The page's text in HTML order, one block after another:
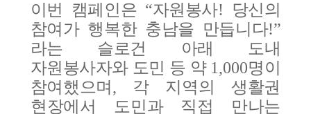
이번 캠페인은 “자원봉사! 당신의
참여가 행복한 충남을 만듭니다!”
라는 슬로건 아래 도내
자원봉사자와 도민 등 약 1,000명이
참여 했으며 , 각 지역의 생활권
현장에서 도민과 직접 만나는